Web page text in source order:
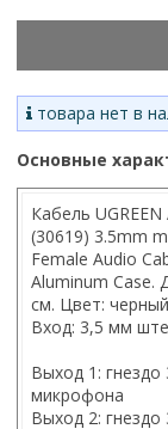
товара нет в
Основные
Кабель UGREEN
(30619) 3.5mm
Female Audio
Aluminum Case.
см. Цвет: черный
Вход: 3,5 мм
Выход 1:
микрофона
Выход 2: